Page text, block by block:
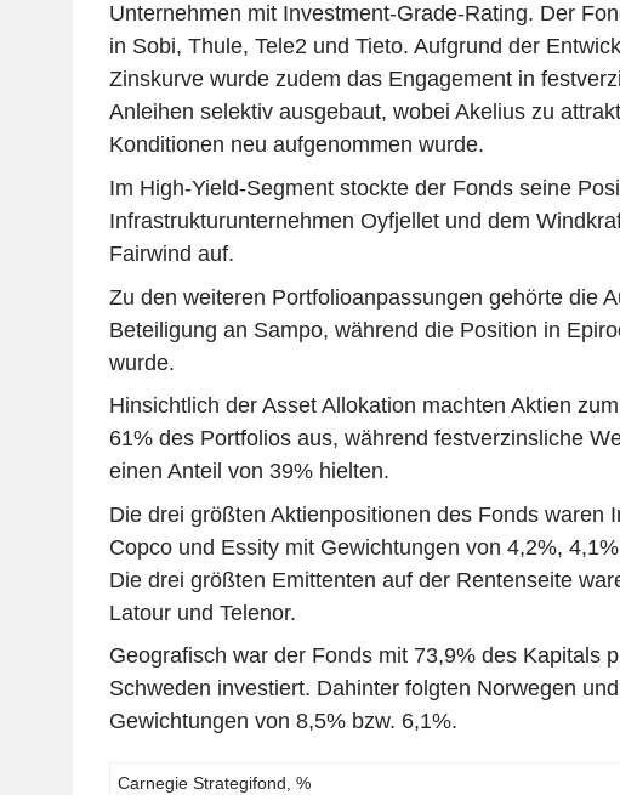
Unternehmen mit Investment-Grade-Rating. Der
in Sobi, Thule, Tele2 und Tieto. Aufgrund der
Zinskurve wurde zudem das Engagement in
Anleihen selektiv ausgebaut, wobei Akelius zu
Konditionen neu aufgenommen wurde.
Im High-Yield-Segment stockte der Fonds seine
Infrastrukturunternehmen Oyfjellet und dem
Fairwind auf.
Zu den weiteren Portfolioanpassungen gehörte die
Beteiligung an Sampo, während die Position in
wurde.
Hinsichtlich der Asset Allokation machten Aktien
61% des Portfolios aus, während festverzinsliche
einen Anteil von 39% hielten.
Die drei größten Aktienpositionen des Fonds waren
Copco und Essity mit Gewichtungen von 4,2%,
Die drei größten Emittenten auf der Rentenseite
Latour und Telenor.
Geografisch war der Fonds mit 73,9% des Kapitals
Schweden investiert. Dahinter folgten Norwegen
Gewichtungen von 8,5% bzw. 6,1%.
Carnegie Strategifond, %